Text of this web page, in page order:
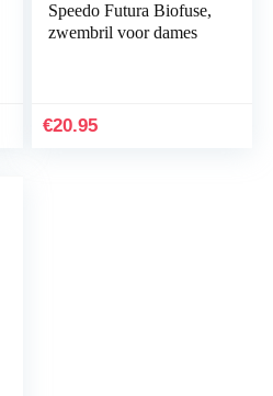
Speedo Futura Biofuse,
zwembril voor dames
€20.95